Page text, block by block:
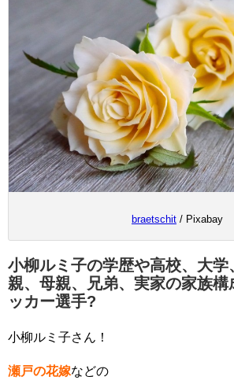
braetschit / Pixabay
小柳ルミ子の学歴や高校、大
親、母親、兄弟、実家の家族
ッカー選手?
小柳ルミ子さん！
瀬戸の花嫁などの